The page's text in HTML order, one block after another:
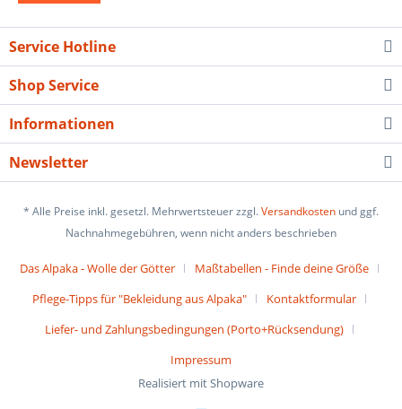
Service Hotline
Shop Service
Informationen
Newsletter
* Alle Preise inkl. gesetzl. Mehrwertsteuer zzgl.Versandkosten und ggf.
Nachnahmegebühren, wenn nicht anders beschrieben
Das Alpaka - Wolle der Götter
Maßtabellen - Finde deine Größe
Pflege-Tipps für "Bekleidung aus Alpaka"
Kontaktformular
Liefer- und Zahlungsbedingungen (Porto+Rücksendung)
Impressum
Realisiert mit Shopware